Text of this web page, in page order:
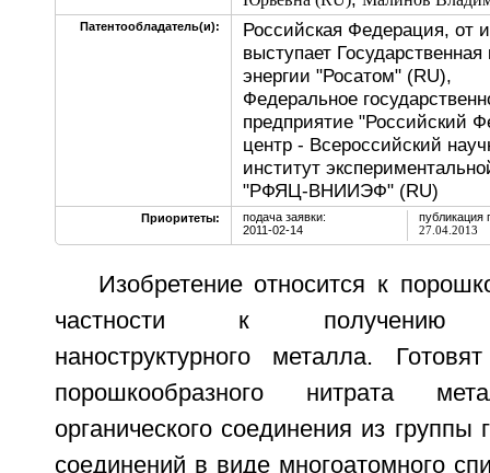
Патентообладатель(и):
Российская Федерация, от
выступает
энергии "Росатом" (RU),
Федеральное
предприятие "Российский
центр - Всероссийский
институт
"РФЯЦ-ВНИИЭФ" (RU)
Приоритеты:
подача заявки:
2011-02-14
публикация
27.04.2013
Изобретение относится к
частности к получению
наноструктурного металла.
порошкообразного нитрата
органического соединения из группы
соединений в виде многоатомного